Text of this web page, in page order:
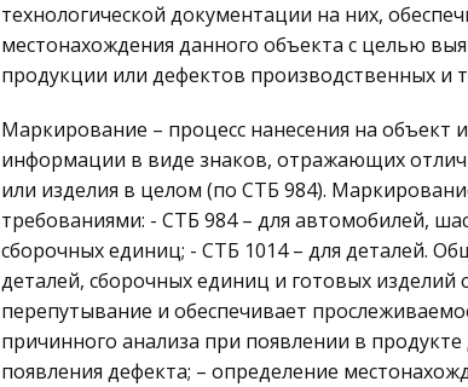
технологической документации на них,
местонахождения данного объекта с целью
продукции или дефектов производственных и
Маркирование – процесс нанесения на
информации в виде знаков, отражающих
или изделия в целом (по СТБ 984).
требованиями: - СТБ 984 – для автомобилей,
сборочных единиц; - СТБ 1014 – для деталей.
деталей, сборочных единиц и готовых
перепутывание и обеспечивает
причинного анализа при появлении в
появления дефекта; – определение